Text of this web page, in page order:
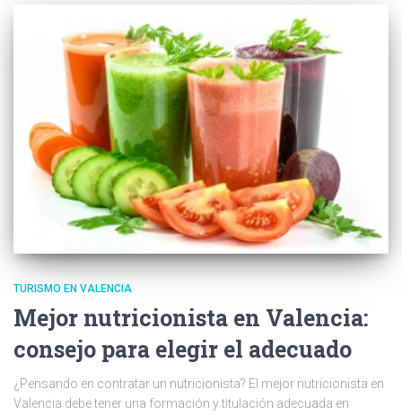
TURISMO EN VALENCIA
Mejor nutricionista en Valencia:
consejo para elegir el adecuado
¿Pensando en contratar un nutricionista? El mejor nutricionista en
Valencia debe tener una formación y titulación adecuada en